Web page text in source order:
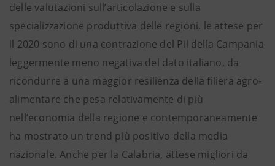
delle valutazioni sull’articolazione e sulla
specializzazione produttiva delle regioni, le attese per
il 2020 sono di una contrazione del Pil della Campania
leggermente meno negativa del dato italiano, da
ricondurre a una maggior resilienza della filiera agro-
alimentare che pesa relativamente di più
nell’economia della regione e contemporaneamente
ha mostrato un trend più positivo della media
nazionale. Anche per la Calabria, attese migliori da